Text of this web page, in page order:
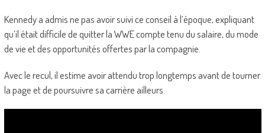
Kennedy a admis ne pas avoir suivi ce conseil à l’époque, expliquant
qu’il était difficile de quitter la WWE compte tenu du salaire, du mode
de vie et des opportunités offertes par la compagnie.
Avec le recul, il estime avoir attendu trop longtemps avant de tourner
la page et de poursuivre sa carrière ailleurs.